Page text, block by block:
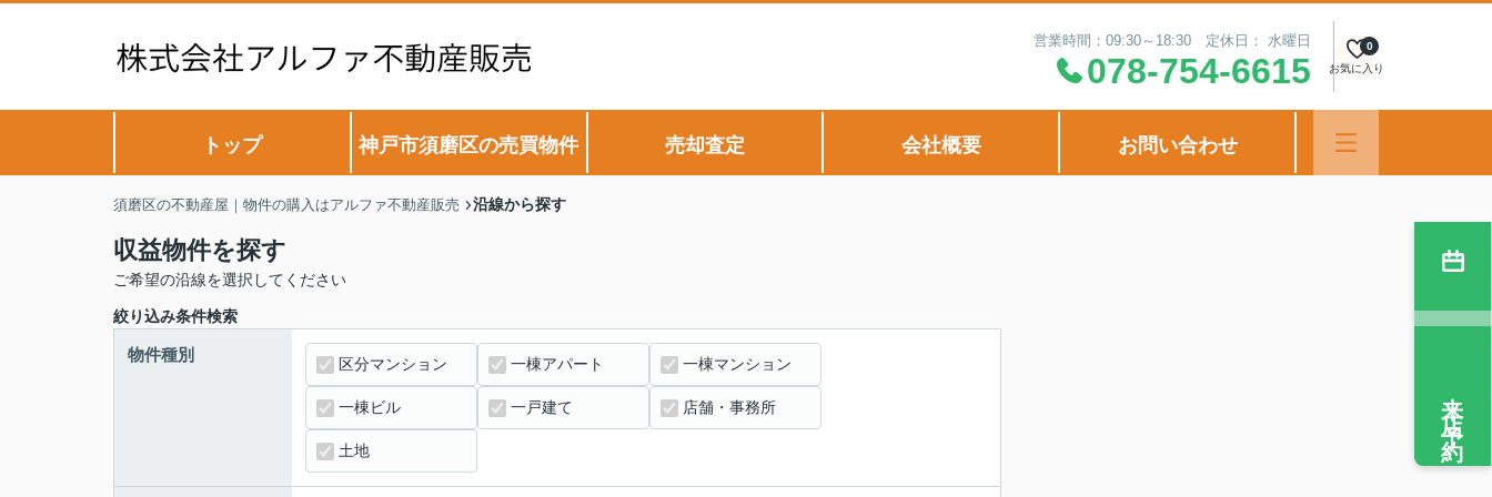
営業時間：09:30～18:30 定休日： 水曜日
078-754-6615 お気に入り
0
トップ 神戸市須磨区の売買物件 売却査定 会社概要 お問い合わせ
須磨区の不動産屋｜物件の購入はアルファ不動産販売 沿線から探す
収益物件を探す
ご希望の沿線を選択してください
絞り込み条件検索
物件種別 区分マンション 一棟アパート 一棟マンション
一棟ビル 一戸建て 店舗・事務所
土地
来店予約